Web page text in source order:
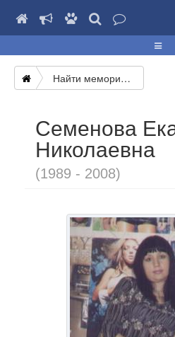
Найти мемориал
Семенова
Николаевна
(1989 - 2008)